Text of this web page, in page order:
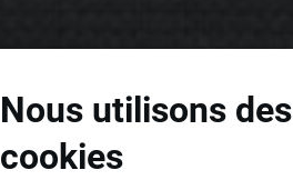
Nous utilisons des
cookies